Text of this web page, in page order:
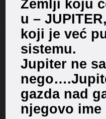
Zemlji koju
u –
koji je već
sistemu.
Jupiter ne
gazda nad
njegovo ime